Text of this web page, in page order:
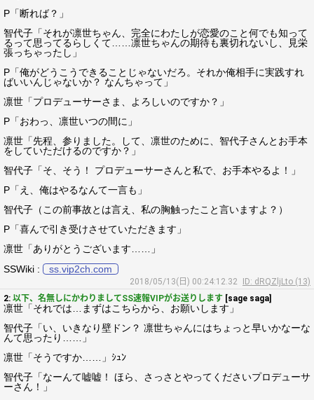
P「断れば？」
智代子「それが凛世ちゃん、完全にわたしが恋愛のこと何でも知って
るって思ってるらしくて……凛世ちゃんの期待も裏切れないし、見栄
張っちゃったし」
P「俺がどうこうできることじゃないだろ。それか俺相手に実践すれ
ばいいんじゃないか？ なんちゃって」
凛世「プロデューサーさま、よろしいのですか？」
P「おわっ、凛世いつの間に」
凛世「先程、参りました。して、凛世のために、智代子さんとお手本
をしていただけるのですか？」
智代子「そ、そう！ プロデューサーさんと私で、お手本やるよ！」
P「え、俺はやるなんて一言も」
智代子（この前事故とは言え、私の胸触ったこと言いますよ？）
P「喜んで引き受けさせていただきます」
凛世「ありがとうございます……」
SSWiki :
ss.vip2ch.com
2018/05/13(日) 00:24:12.32
ID: dRQZljLto (13)
2: 以下、名無しにかわりましてSS速報VIPがお送りします [sage saga]
凛世「それでは…まずはこちらから、お願いします」
智代子「い、いきなり壁ドン？ 凛世ちゃんにはちょっと早いかなーな
んて思ったり……」
凛世「そうですか……」ｼｭﾝ
智代子「なーんて嘘嘘！ ほら、さっさとやってくださいプロデューサ
ーさん！」